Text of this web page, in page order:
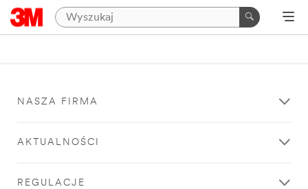
NASZA FIRMA
AKTUALNOŚCI
REGULACJE